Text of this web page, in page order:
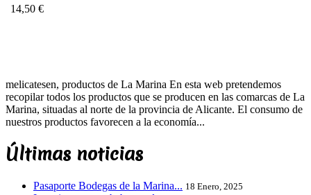
14,50 €
melicatesen, productos de La Marina En esta web pretendemos
recopilar todos los productos que se producen en las comarcas de La
Marina, situadas al norte de la provincia de Alicante. El consumo de
nuestros productos favorecen a la economía...
Últimas noticias
Pasaporte Bodegas de la Marina... 18 Enero, 2025